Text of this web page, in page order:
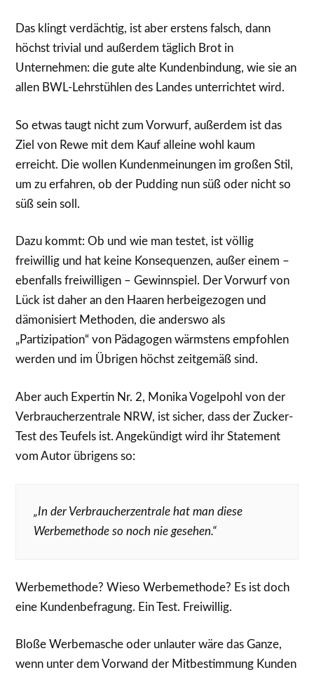
Das klingt verdächtig, ist aber erstens falsch, dann
höchst trivial und außerdem täglich Brot in
Unternehmen: die gute alte Kundenbindung, wie sie an
allen BWL-Lehrstühlen des Landes unterrichtet wird.
So etwas taugt nicht zum Vorwurf, außerdem ist das
Ziel von Rewe mit dem Kauf alleine wohl kaum
erreicht. Die wollen Kundenmeinungen im großen Stil,
um zu erfahren, ob der Pudding nun süß oder nicht so
süß sein soll.
Dazu kommt: Ob und wie man testet, ist völlig
freiwillig und hat keine Konsequenzen, außer einem –
ebenfalls freiwilligen – Gewinnspiel. Der Vorwurf von
Lück ist daher an den Haaren herbeigezogen und
dämonisiert Methoden, die anderswo als
„Partizipation“ von Pädagogen wärmstens empfohlen
werden und im Übrigen höchst zeitgemäß sind.
Aber auch Expertin Nr. 2, Monika Vogelpohl von der
Verbraucherzentrale NRW, ist sicher, dass der Zucker-
Test des Teufels ist. Angekündigt wird ihr Statement
vom Autor übrigens so:
„In der Verbraucherzentrale hat man diese
Werbemethode so noch nie gesehen.“
Werbemethode? Wieso Werbemethode? Es ist doch
eine Kundenbefragung. Ein Test. Freiwillig.
Bloße Werbemasche oder unlauter wäre das Ganze,
wenn unter dem Vorwand der Mitbestimmung Kunden